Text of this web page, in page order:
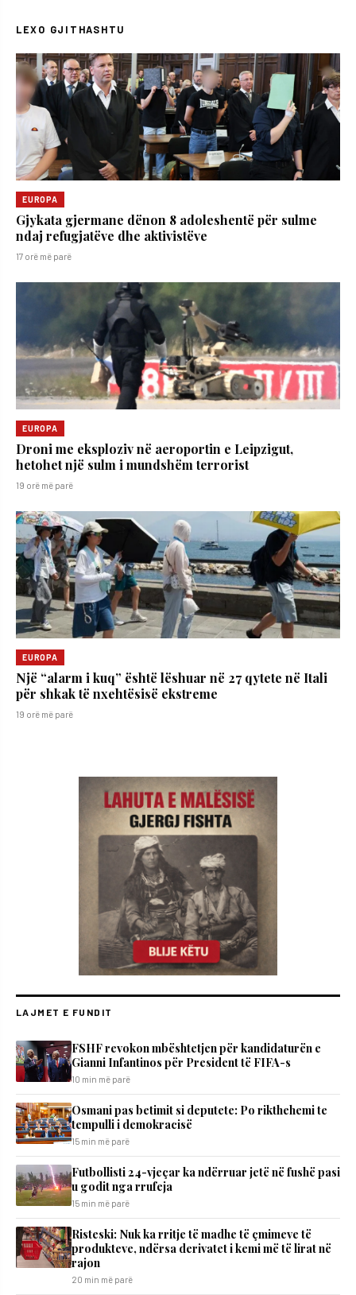
LEXO GJITHASHTU
EUROPA
Gjykata gjermane dënon 8 adoleshentë për sulme
ndaj refugjatëve dhe aktivistëve
17 orë më parë
EUROPA
Droni me eksploziv në aeroportin e Leipzigut,
hetohet një sulm i mundshëm terrorist
19 orë më parë
EUROPA
Një “alarm i kuq” është lëshuar në 27 qytete në Itali
për shkak të nxehtësisë ekstreme
19 orë më parë
LAJMET E FUNDIT
FSHF revokon mbështetjen për kandidaturën e
Gianni Infantinos për President të FIFA-s
10 min më parë
Osmani pas betimit si deputete: Po rikthehemi te
tempulli i demokracisë
15 min më parë
Futbollisti 24-vjeçar ka ndërruar jetë në fushë pasi
u godit nga rrufeja
15 min më parë
Risteski: Nuk ka rritje të madhe të çmimeve të
produkteve, ndërsa derivatet i kemi më të lirat në
rajon
20 min më parë